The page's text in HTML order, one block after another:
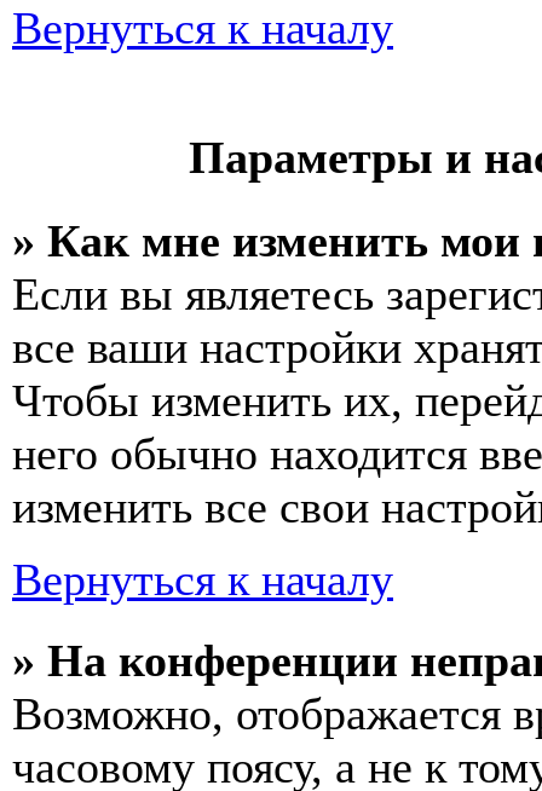
Вернуться к началу
Параметры и
» Как мне изменить мои
Если вы являетесь
все ваши настройки
Чтобы изменить их,
него обычно находится
изменить все свои
Вернуться к началу
» На конференции
Возможно, отображается
часовому поясу, а не к